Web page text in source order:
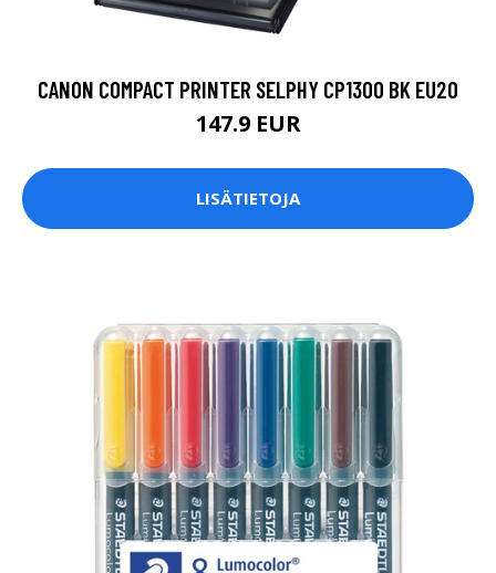
CANON COMPACT PRINTER SELPHY CP1300 BK EU20
147.9 EUR
LISÄTIETOJA